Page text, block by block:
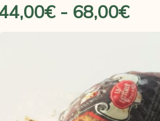
- 68,00€